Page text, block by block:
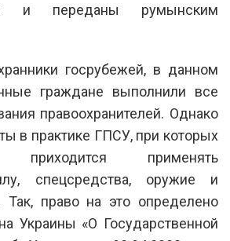
и переданы румынским
госрубежей, в данном
граждане выполнили все
правоохранителей. Однако
в практике ГПСУ, при которых
приходится применять
спецсредства, оружие и
Так, право на это определено
Украины «О Государственной